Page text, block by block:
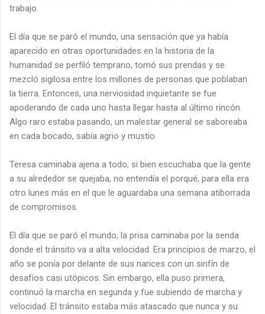
trabajo.
El día que se paró el mundo, una sensación que ya había
aparecido en otras oportunidades en la historia de la
humanidad se perfiló temprano, tomó sus prendas y se
mezcló sigilosa entre los millones de personas que poblaban
la tierra. Entonces, una nerviosidad inquietante se fue
apoderando de cada uno hasta llegar hasta al último rincón.
Algo raro estaba pasando, un malestar general se saboreaba
en cada bocado, sabía agrio y mustio.
Teresa caminaba ajena a todo, si bien escuchaba que la gente
a su alrededor se quejaba, no entendía el porqué, para ella era
otro lunes más en el que le aguardaba una semana atiborrada
de compromisos.
El día que se paró el mundo, la prisa caminaba por la senda
donde el tránsito va a alta velocidad. Era principios de marzo, el
año se ponía por delante de sus narices con un sinfín de
desafíos casi utópicos. Sin embargo, ella puso primera,
continuó la marcha en segunda y fue subiendo de marcha y
velocidad. El tránsito estaba más atascado que nunca y su